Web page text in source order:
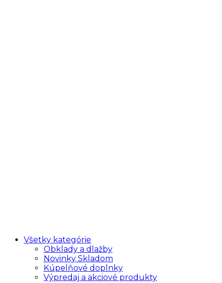
Všetky kategórie
Obklady a dlažby
Novinky Skladom
Kúpelňové doplnky
Výpredaj a akciové produkty